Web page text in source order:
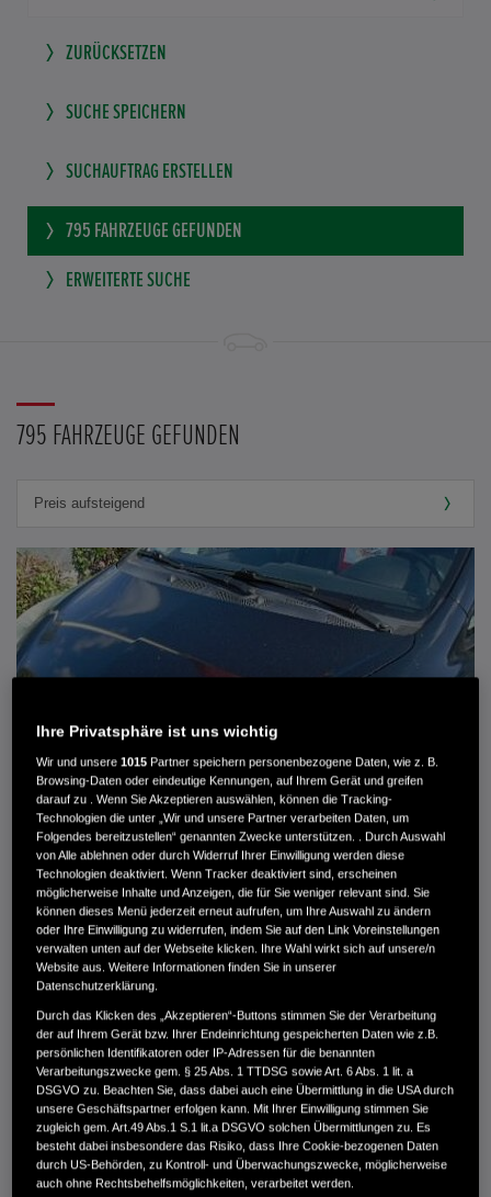
ZURÜCKSETZEN
SUCHE SPEICHERN
SUCHAUFTRAG ERSTELLEN
795 FAHRZEUGE GEFUNDEN
ERWEITERTE SUCHE
795 FAHRZEUGE GEFUNDEN
MWST. NICHT AUSWEISBAR
3.900 €
Außenfarbe
crystal black pearl
Kilometerstand
166.000 km
Kraftstoffart
Super
Getriebe
Automatik
Türen
5
Leistung
61 kW / 83 PS
Hubraum
1.339 cm³
Erstzulassung
10.2007
Bauart
Limousine
Ihre Privatsphäre ist uns wichtig
Wir und unsere1015 Partner speichern personenbezogene Daten, wie z. B.
Browsing-Daten oder eindeutige Kennungen, auf Ihrem Gerät und greifen
darauf zu . Wenn Sie Akzeptieren auswählen, können die Tracking-
Technologien die unter „Wir und unsere Partner verarbeiten Daten, um
Folgendes bereitzustellen“ genannten Zwecke unterstützen. . Durch Auswahl
von Alle ablehnen oder durch Widerruf Ihrer Einwilligung werden diese
Technologien deaktiviert. Wenn Tracker deaktiviert sind, erscheinen
möglicherweise Inhalte und Anzeigen, die für Sie weniger relevant sind. Sie
können dieses Menü jederzeit erneut aufrufen, um Ihre Auswahl zu ändern
oder Ihre Einwilligung zu widerrufen, indem Sie auf den Link Voreinstellungen
verwalten unten auf der Webseite klicken. Ihre Wahl wirkt sich auf unsere/n
Website aus. Weitere Informationen finden Sie in unserer
Datenschutzerklärung.
Durch das Klicken des „Akzeptieren“-Buttons stimmen Sie der Verarbeitung
der auf Ihrem Gerät bzw. Ihrer Endeinrichtung gespeicherten Daten wie z.B.
persönlichen Identifikatoren oder IP-Adressen für die benannten
Verarbeitungszwecke gem. § 25 Abs. 1 TTDSG sowie Art. 6 Abs. 1 lit. a
DSGVO zu. Beachten Sie, dass dabei auch eine Übermittlung in die USA durch
unsere Geschäftspartner erfolgen kann. Mit Ihrer Einwilligung stimmen Sie
zugleich gem. Art.49 Abs.1 S.1 lit.a DSGVO solchen Übermittlungen zu. Es
besteht dabei insbesondere das Risiko, dass Ihre Cookie-bezogenen Daten
durch US-Behörden, zu Kontroll- und Überwachungszwecke, möglicherweise
auch ohne Rechtsbehelfsmöglichkeiten, verarbeitet werden.